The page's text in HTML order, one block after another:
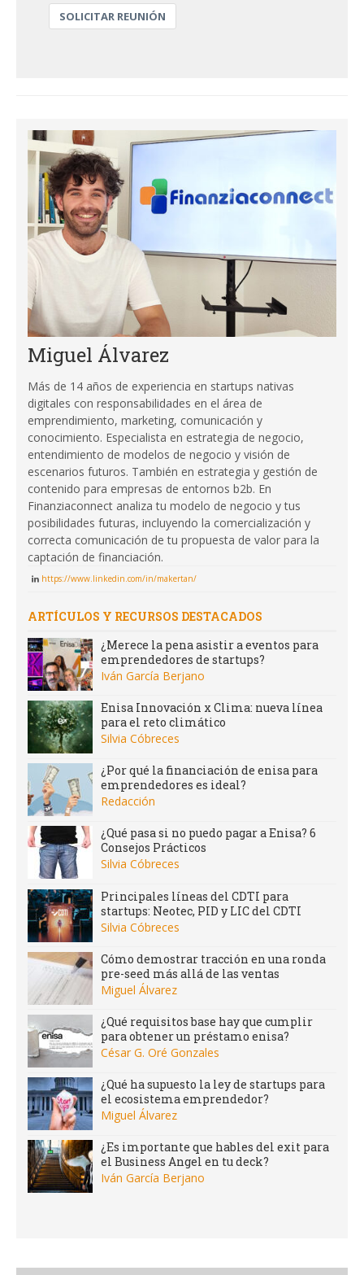
SOLICITAR REUNIÓN
Miguel Álvarez
Más de 14 años de experiencia en startups nativas
digitales con responsabilidades en el área de
emprendimiento, marketing, comunicación y
conocimiento. Especialista en estrategia de negocio,
entendimiento de modelos de negocio y visión de
escenarios futuros. También en estrategia y gestión de
contenido para empresas de entornos b2b. En
Finanziaconnect analiza tu modelo de negocio y tus
posibilidades futuras, incluyendo la comercialización y
correcta comunicación de tu propuesta de valor para la
captación de financiación.
https://www.linkedin.com/in/makertan/
ARTÍCULOS Y RECURSOS DESTACADOS
¿Merece la pena asistir a eventos para
emprendedores de startups?
Iván García Berjano
Enisa Innovación x Clima: nueva línea
para el reto climático
Silvia Cóbreces
¿Por qué la financiación de enisa para
emprendedores es ideal?
Redacción
¿Qué pasa si no puedo pagar a Enisa? 6
Consejos Prácticos
Silvia Cóbreces
Principales líneas del CDTI para
startups: Neotec, PID y LIC del CDTI
Silvia Cóbreces
Cómo demostrar tracción en una ronda
pre-seed más allá de las ventas
Miguel Álvarez
¿Qué requisitos base hay que cumplir
para obtener un préstamo enisa?
César G. Oré Gonzales
¿Qué ha supuesto la ley de startups para
el ecosistema emprendedor?
Miguel Álvarez
¿Es importante que hables del exit para
el Business Angel en tu deck?
Iván García Berjano